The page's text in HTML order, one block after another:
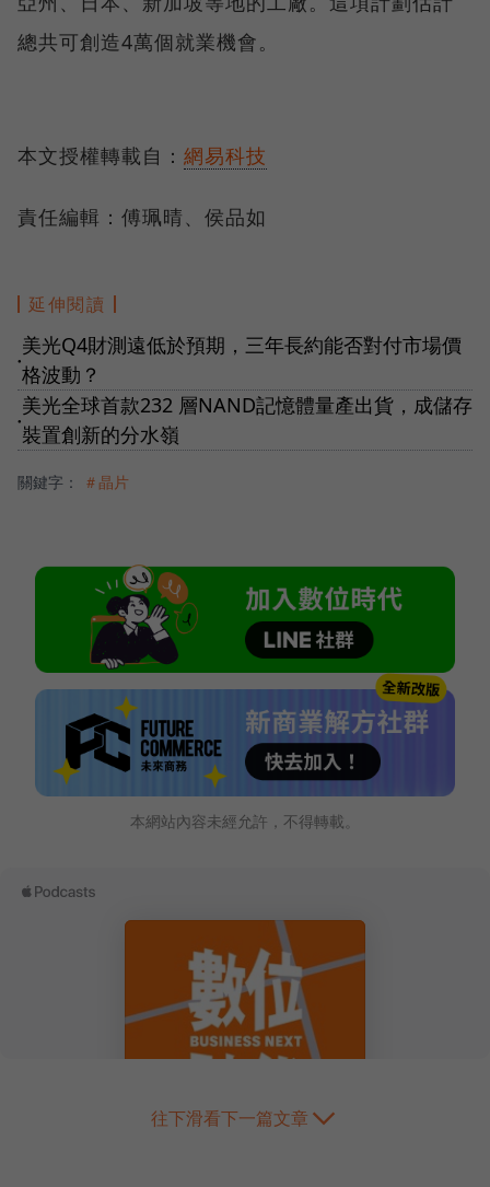
總共可創造4萬個就業機會。
本文授權轉載自： 網易科技
責任編輯：傅珮晴、侯品如
延伸閱讀
●
美光Q4財測遠低於預期，三年長約能否對付市場價
格波動？
●
美光全球首款232 層NAND記憶體量產出貨，成儲存
裝置創新的分水嶺
關鍵字： ＃晶片
本網站內容未經允許，不得轉載。
往下滑看下一篇文章